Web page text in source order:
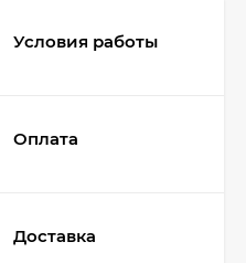
Условия работы
Оплата
Доставка
19₽
Мешочек (5*7см)